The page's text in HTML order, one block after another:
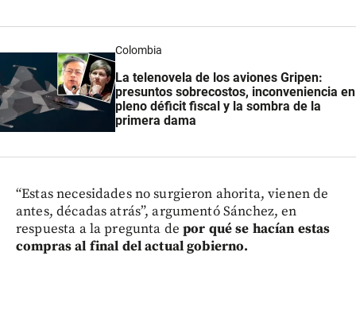
Colombia
La telenovela de los aviones Gripen:
presuntos sobrecostos, inconveniencia en
pleno déficit fiscal y la sombra de la
primera dama
“Estas necesidades no surgieron ahorita, vienen de
antes, décadas atrás”, argumentó Sánchez, en
respuesta a la pregunta depor qué se hacían estas
compras al final del actual gobierno.